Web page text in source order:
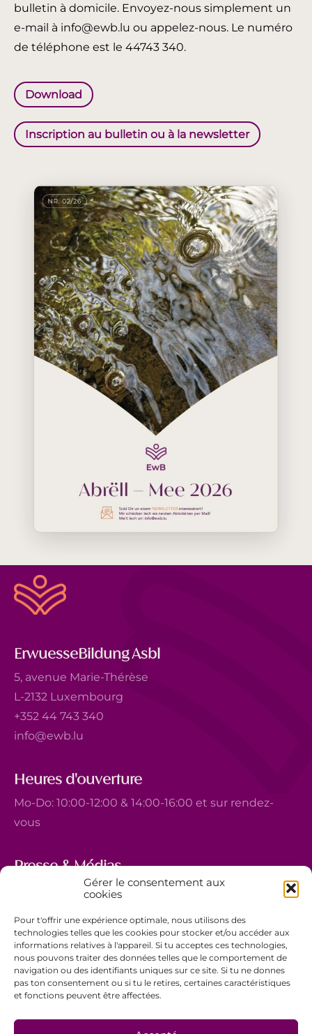
Gérer le consentement aux
cookies
Pour t'offrir une expérience optimale, nous utilisons des
technologies telles que les cookies pour stocker et/ou accéder aux
informations relatives à l'appareil. Si tu acceptes ces technologies,
nous pouvons traiter des données telles que le comportement de
navigation ou des identifiants uniques sur ce site. Si tu ne donnes
pas ton consentement ou si tu le retires, certaines caractéristiques
et fonctions peuvent être affectées.
bulletin à domicile. Envoyez-nous simplement un
e-mail à info@ewb.lu ou appelez-nous. Le numéro
de téléphone est le 44743 340.
Download
Inscription au bulletin ou à la newsletter
ErwuesseBildung Asbl
5, avenue Marie-Thérèse
L-2132 Luxembourg
+352 44 743 340
info@ewb.lu
Heures d'ouverture
Mo-Do: 10:00-12:00 & 14:00-16:00 et sur rendez-
vous
Presse & Médias
5, avenue Marie-Thérèse
+352 44 743 340
comm@ewb.lu
Faire un don